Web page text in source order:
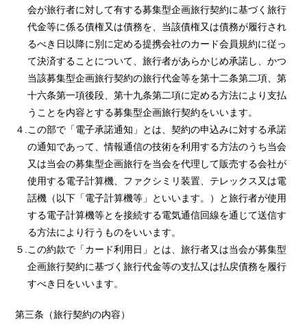
会が旅行者に対して有する募集型企画旅行契約に基づく旅行
代金等に係る債権又は債務を、当該債権又は債務が履行され
るべき日以降に別に定める提携会社のカード会員規約に従っ
て決済することについて、旅行者があらかじめ承諾し、かつ
当該募集型企画旅行契約の旅行代金等を第十二条第二項、第
十六条第一項後段、第十九条第二項に定める方法により支払
うことを内容とする募集型企画旅行契約をいいます。
４.この部で「電子承諾通知」とは、契約の申込みに対する承諾
の通知であって、情報通信の技術を利用する方法のうち当会
又は当会の募集型企画旅行を当会を代理して販売する会社が
使用する電子計算機、ファクシミリ装置、テレックス又は電
話機（以下「電子計算機等」といいます。）と旅行者が使用
する電子計算機等とを接続する電気通信回線を通じて送信す
る方法により行うものをいいます。
５.この約款で「カード利用日」とは、旅行者又は当会が募集型
企画旅行契約に基づく旅行代金等の支払又は払戻債務を履行
すべき日をいいます。
第三条（旅行契約の内容）